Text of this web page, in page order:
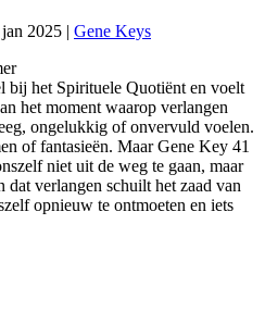
2025 | Gene Keys
bij het Spirituele Quotiënt en voelt
het moment waarop verlangen
ongelukkig of onvervuld voelen.
of fantasieën. Maar Gene Key 41
niet uit de weg te gaan, maar
verlangen schuilt het zaad van
opnieuw te ontmoeten en iets